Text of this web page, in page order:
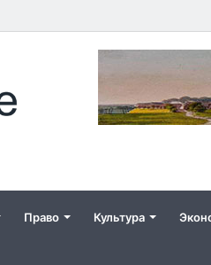
Право Культура